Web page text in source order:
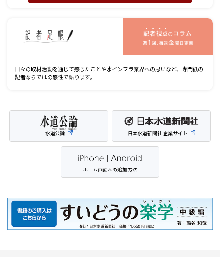
日々の取材活動を通じて感じたことや水インフラ業界への思いなど、専門紙の
記者ならではの感性で語ります。
水道公論 日本水道新聞社 企業サイト
ホーム画面への追加方法